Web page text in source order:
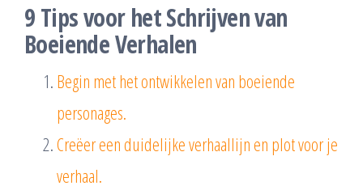
9 Tips voor het Schrijven van
Boeiende Verhalen
Begin met het ontwikkelen van boeiende
personages.
Creëer een duidelijke verhaallijn en plot voor je
verhaal.